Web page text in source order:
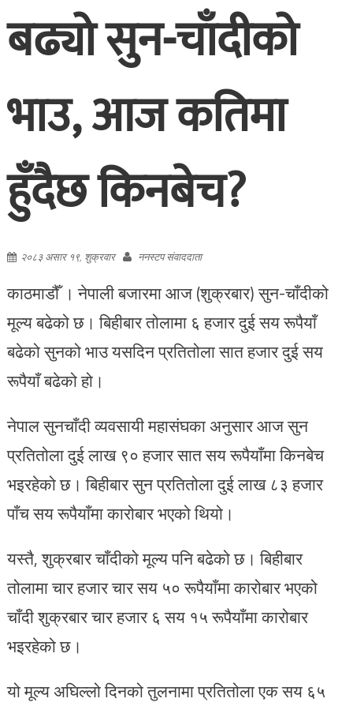
बढ्यो सुन-चाँदीको
भाउ, आज कतिमा
हुँदैछ किनबेच?
२०८३ असार १९, शुक्रवार ननस्टप संवाददाता
काठमाडौँ । नेपाली बजारमा आज (शुक्रबार) सुन-चाँदीको
मूल्य बढेको छ। बिहीबार तोलामा ६ हजार दुई सय रूपैयाँ
बढेको सुनको भाउ यसदिन प्रतितोला सात हजार दुई सय
रूपैयाँ बढेको हो।
नेपाल सुनचाँदी व्यवसायी महासंघका अनुसार आज सुन
प्रतितोला दुई लाख ९० हजार सात सय रूपैयाँमा किनबेच
भइरहेको छ। बिहीबार सुन प्रतितोला दुई लाख ८३ हजार
पाँच सय रूपैयाँमा कारोबार भएको थियो।
यस्तै, शुक्रबार चाँदीको मूल्य पनि बढेको छ। बिहीबार
तोलामा चार हजार चार सय ५० रूपैयाँमा कारोबार भएको
चाँदी शुक्रबार चार हजार ६ सय १५ रूपैयाँमा कारोबार
भइरहेको छ।
यो मूल्य अघिल्लो दिनको तुलनामा प्रतितोला एक सय ६५